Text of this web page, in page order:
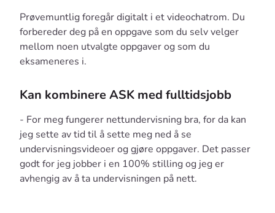
Prøvemuntlig foregår digitalt i et videochatrom. Du
forbereder deg på en oppgave som du selv velger
mellom noen utvalgte oppgaver og som du
eksameneres i.
Kan kombinere ASK med fulltidsjobb
- For meg fungerer nettundervisning bra, for da kan
jeg sette av tid til å sette meg ned å se
undervisningsvideoer og gjøre oppgaver. Det passer
godt for jeg jobber i en 100% stilling og jeg er
avhengig av å ta undervisningen på nett.